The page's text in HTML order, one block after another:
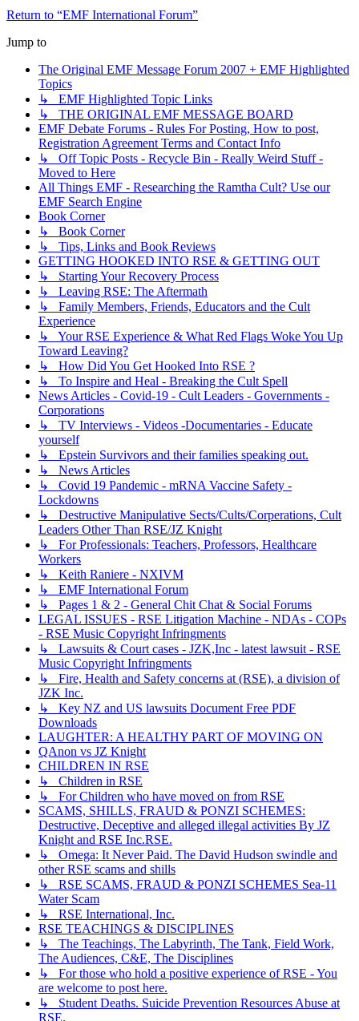
Return to “EMF International Forum”
Jump to
The Original EMF Message Forum 2007 + EMF Highlighted
Topics
↳ EMF Highlighted Topic Links
↳ THE ORIGINAL EMF MESSAGE BOARD
EMF Debate Forums - Rules For Posting, How to post,
Registration Agreement Terms and Contact Info
↳ Off Topic Posts - Recycle Bin - Really Weird Stuff -
Moved to Here
All Things EMF - Researching the Ramtha Cult? Use our
EMF Search Engine
Book Corner
↳ Book Corner
↳ Tips, Links and Book Reviews
GETTING HOOKED INTO RSE & GETTING OUT
↳ Starting Your Recovery Process
↳ Leaving RSE: The Aftermath
↳ Family Members, Friends, Educators and the Cult
Experience
↳ Your RSE Experience & What Red Flags Woke You Up
Toward Leaving?
↳ How Did You Get Hooked Into RSE ?
↳ To Inspire and Heal - Breaking the Cult Spell
News Articles - Covid-19 - Cult Leaders - Governments -
Corporations
↳ TV Interviews - Videos -Documentaries - Educate
yourself
↳ Epstein Survivors and their families speaking out.
↳ News Articles
↳ Covid 19 Pandemic - mRNA Vaccine Safety -
Lockdowns
↳ Destructive Manipulative Sects/Cults/Corperations, Cult
Leaders Other Than RSE/JZ Knight
↳ For Professionals: Teachers, Professors, Healthcare
Workers
↳ Keith Raniere - NXIVM
↳ EMF International Forum
↳ Pages 1 & 2 - General Chit Chat & Social Forums
LEGAL ISSUES - RSE Litigation Machine - NDAs - COPs
- RSE Music Copyright Infringments
↳ Lawsuits & Court cases - JZK,Inc - latest lawsuit - RSE
Music Copyright Infringments
↳ Fire, Health and Safety concerns at (RSE), a division of
JZK Inc.
↳ Key NZ and US lawsuits Document Free PDF
Downloads
LAUGHTER: A HEALTHY PART OF MOVING ON
QAnon vs JZ Knight
CHILDREN IN RSE
↳ Children in RSE
↳ For Children who have moved on from RSE
SCAMS, SHILLS, FRAUD & PONZI SCHEMES:
Destructive, Deceptive and alleged illegal activities By JZ
Knight and RSE Inc.RSE.
↳ Omega: It Never Paid. The David Hudson swindle and
other RSE scams and shills
↳ RSE SCAMS, FRAUD & PONZI SCHEMES Sea-11
Water Scam
↳ RSE International, Inc.
RSE TEACHINGS & DISCIPLINES
↳ The Teachings, The Labyrinth, The Tank, Field Work,
The Audiences, C&E, The Disciplines
↳ For those who hold a positive experience of RSE - You
are welcome to post here.
↳ Student Deaths. Suicide Prevention Resources Abuse at
RSE.